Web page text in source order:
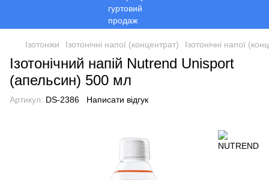
Ізотоніки Ізотонічні напої (концентрат) Ізотонічні напої
Ізотонічний напій Nutrend Unisport
(апельсин) 500 мл
Артикул: DS-2386 Написати відгук